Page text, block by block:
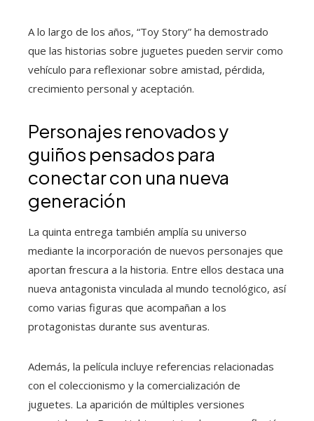
A lo largo de los años, “Toy Story” ha demostrado
que las historias sobre juguetes pueden servir como
vehículo para reflexionar sobre amistad, pérdida,
crecimiento personal y aceptación.
Personajes renovados y
guiños pensados para
conectar con una nueva
generación
La quinta entrega también amplía su universo
mediante la incorporación de nuevos personajes que
aportan frescura a la historia. Entre ellos destaca una
nueva antagonista vinculada al mundo tecnológico, así
como varias figuras que acompañan a los
protagonistas durante sus aventuras.
Además, la película incluye referencias relacionadas
con el coleccionismo y la comercialización de
juguetes. La aparición de múltiples versiones